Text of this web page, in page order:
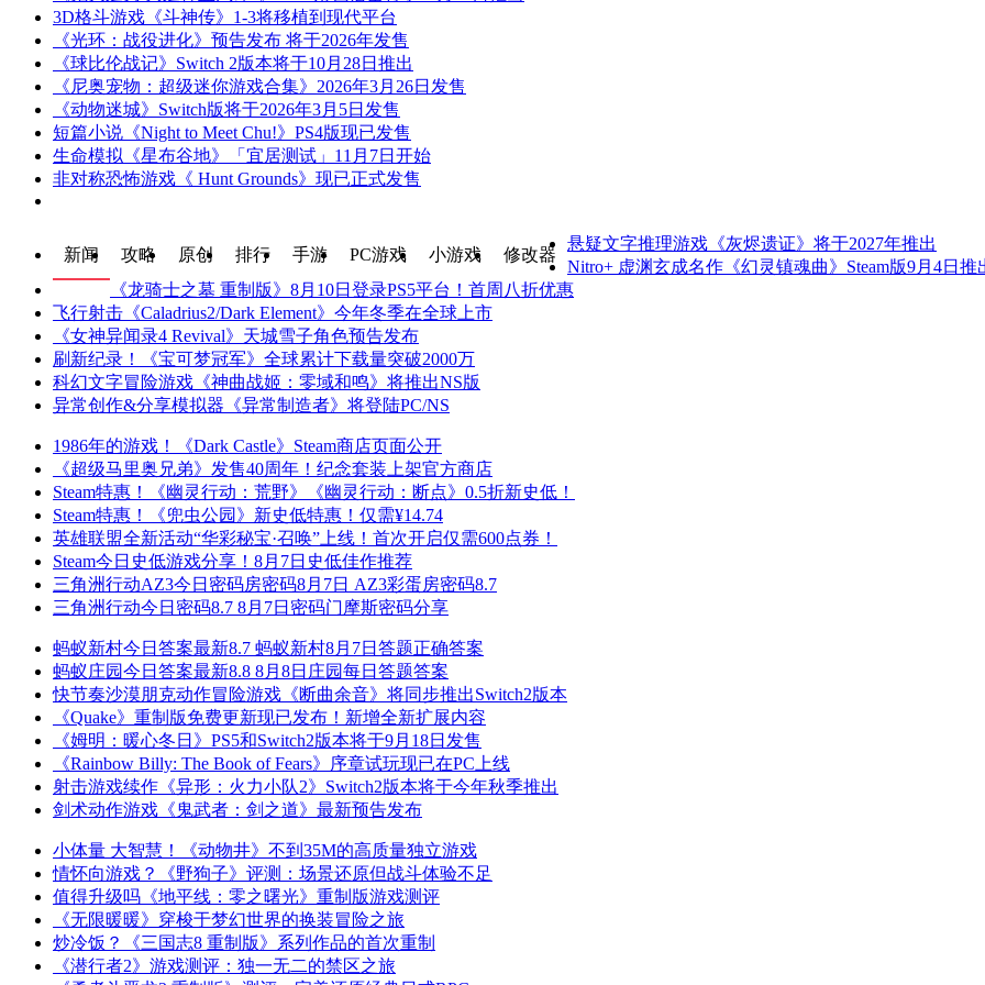
3D格斗游戏《斗神传》1-3将移植到现代平台
《光环：战役进化》预告发布 将于2026年发售
《球比伦战记》Switch 2版本将于10月28日推出
《尼奥宠物：超级迷你游戏合集》2026年3月26日发售
《动物迷城》Switch版将于2026年3月5日发售
短篇小说《Night to Meet Chu!》PS4版现已发售
生命模拟《星布谷地》「宜居测试」11月7日开始
非对称恐怖游戏《 Hunt Grounds》现已正式发售
新闻 攻略 原创 排行 手游 PC游戏 小游戏 修改器
悬疑文字推理游戏《灰烬遗证》将于2027年推出
Nitro+ 虚渊玄成名作《幻灵镇魂曲》Steam版9月4日推
《龙骑士之墓 重制版》8月10日登录PS5平台！首周八折优惠
飞行射击《Caladrius2/Dark Element》今年冬季在全球上市
《女神异闻录4 Revival》天城雪子角色预告发布
刷新纪录！《宝可梦冠军》全球累计下载量突破2000万
科幻文字冒险游戏《神曲战姬：零域和鸣》将推出NS版
异常创作&分享模拟器《异常制造者》将登陆PC/NS
1986年的游戏！《Dark Castle》Steam商店页面公开
《超级马里奥兄弟》发售40周年！纪念套装上架官方商店
Steam特惠！《幽灵行动：荒野》《幽灵行动：断点》0.5折新史低！
Steam特惠！《兜虫公园》新史低特惠！仅需¥14.74
英雄联盟全新活动“华彩秘宝·召唤”上线！首次开启仅需600点券！
Steam今日史低游戏分享！8月7日史低佳作推荐
三角洲行动AZ3今日密码房密码8月7日 AZ3彩蛋房密码8.7
三角洲行动今日密码8.7 8月7日密码门摩斯密码分享
蚂蚁新村今日答案最新8.7 蚂蚁新村8月7日答题正确答案
蚂蚁庄园今日答案最新8.8 8月8日庄园每日答题答案
快节奏沙漠朋克动作冒险游戏《断曲余音》将同步推出Switch2版本
《Quake》重制版免费更新现已发布！新增全新扩展内容
《姆明：暖心冬日》PS5和Switch2版本将于9月18日发售
《Rainbow Billy: The Book of Fears》序章试玩现已在PC上线
射击游戏续作《异形：火力小队2》Switch2版本将于今年秋季推出
剑术动作游戏《鬼武者：剑之道》最新预告发布
小体量 大智慧！《动物井》不到35M的高质量独立游戏
情怀向游戏？《野狗子》评测：场景还原但战斗体验不足
值得升级吗《地平线：零之曙光》重制版游戏测评
《无限暖暖》穿梭于梦幻世界的换装冒险之旅
炒冷饭？《三国志8 重制版》系列作品的首次重制
《潜行者2》游戏测评：独一无二的禁区之旅